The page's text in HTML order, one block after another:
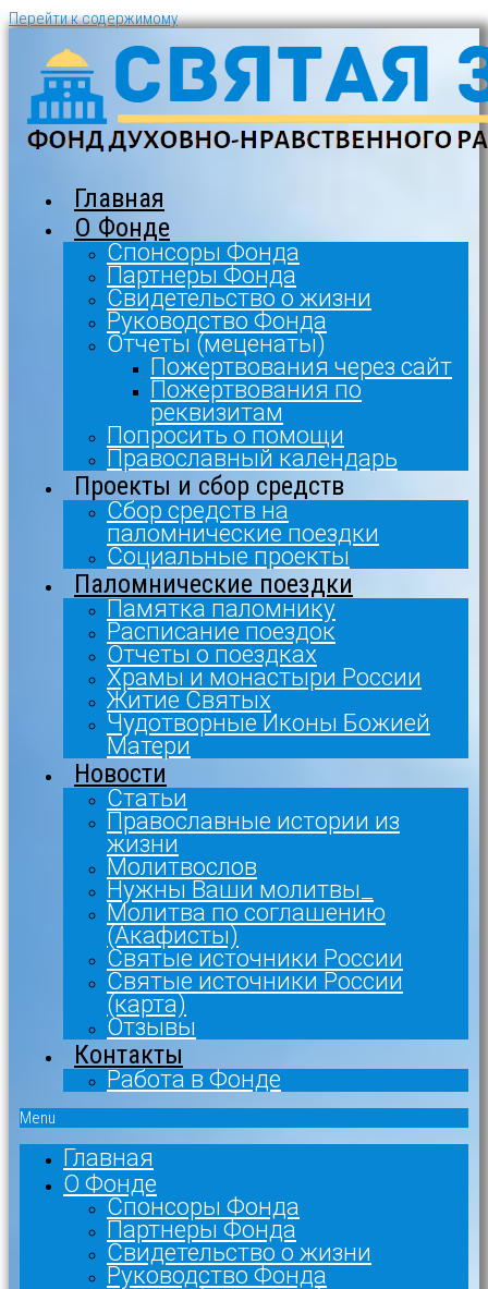
Перейти к содержимому
Главная
О Фонде
Спонсоры Фонда
Партнеры Фонда
Свидетельство о жизни
Руководство Фонда
Отчеты (меценаты)
Пожертвования через сайт
Пожертвования по
реквизитам
Попросить о помощи
Православный календарь
Проекты и сбор средств
Сбор средств на
паломнические поездки
Социальные проекты
Паломнические поездки
Памятка паломнику
Расписание поездок
Отчеты о поездках
Храмы и монастыри России
Житие Святых
Чудотворные Иконы Божией
Матери
Новости
Статьи
Православные истории из
жизни
Молитвослов
Нужны Ваши молитвы_
Молитва по соглашению
(Акафисты)
Святые источники России
Святые источники России
(карта)
Отзывы
Контакты
Работа в Фонде
Menu
Главная
О Фонде
Спонсоры Фонда
Партнеры Фонда
Свидетельство о жизни
Руководство Фонда